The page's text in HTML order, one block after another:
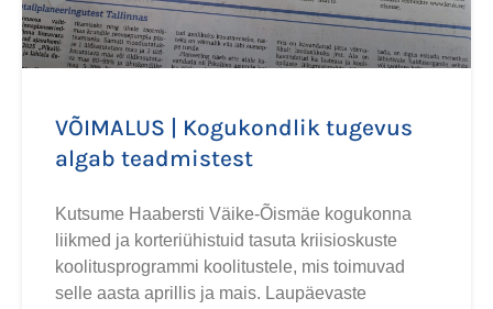
VÕIMALUS | Kogukondlik tugevus
algab teadmistest
Kutsume Haabersti Väike-Õismäe kogukonna
liikmed ja korteriühistuid tasuta kriisioskuste
koolitusprogrammi koolitustele, mis toimuvad
selle aasta aprillis ja mais. Laupäevaste